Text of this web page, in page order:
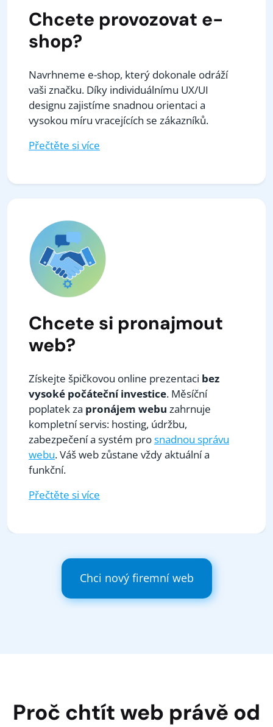
Chcete provozovat e-
shop?
Navrhneme e-shop, který dokonale odráží
vaši značku. Díky individuálnímu UX/UI
designu zajistíme snadnou orientaci a
vysokou míru vracejících se zákazníků.
Přečtěte si více
Chcete si pronajmout
web?
Získejte špičkovou online prezentaci bez
vysoké počáteční investice. Měsíční
poplatek za pronájem webu zahrnuje
kompletní servis: hosting, údržbu,
zabezpečení a systém prosnadnou správu
webu. Váš web zůstane vždy aktuální a
funkční.
Přečtěte si více
Chci nový firemní web
Proč chtít web právě od